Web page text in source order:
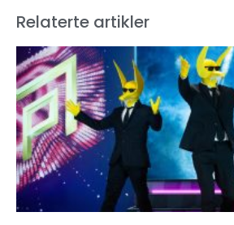
Relaterte artikler